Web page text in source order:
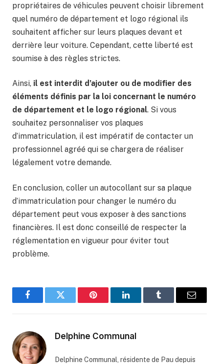
propriétaires de véhicules peuvent choisir librement
quel numéro de département et logo régional ils
souhaitent afficher sur leurs plaques devant et
derrière leur voiture. Cependant, cette liberté est
soumise à des règles strictes.
Ainsi, il est interdit d’ajouter ou de modifier des
éléments définis par la loi concernant le numéro
de département et le logo régional. Si vous
souhaitez personnaliser vos plaques
d’immatriculation, il est impératif de contacter un
professionnel agréé qui se chargera de réaliser
légalement votre demande.
En conclusion, coller un autocollant sur sa plaque
d’immatriculation pour changer le numéro du
département peut vous exposer à des sanctions
financières. Il est donc conseillé de respecter la
réglementation en vigueur pour éviter tout
problème.
FacebookTwitter Pinterest LinkedInTumblr Email
Delphine Communal
Delphine Communal, résidente de Pau depuis